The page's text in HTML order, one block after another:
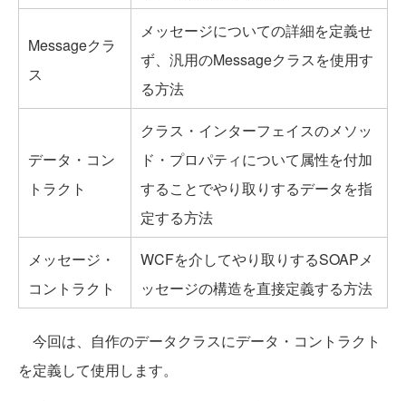
Messageクラ
ス
メッセージについての詳細を定義せ
ず、汎用のMessageクラスを使用す
る方法
データ・コン
トラクト
クラス・インターフェイスのメソッ
ド・プロパティについて属性を付加
することでやり取りするデータを指
定する方法
メッセージ・
コントラクト
WCFを介してやり取りするSOAPメ
ッセージの構造を直接定義する方法
今回は、自作のデータクラスにデータ・コントラクト
を定義して使用します。